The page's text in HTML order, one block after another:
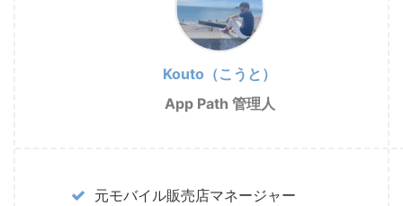
Kouto（こうと）
App Path 管理人
元モバイル販売店マネージャー